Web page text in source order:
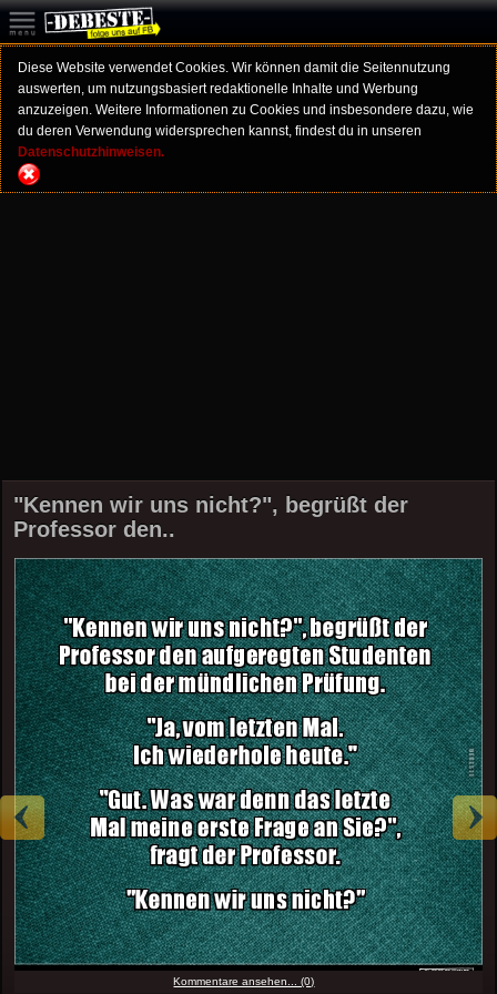
Diese Website verwendet Cookies. Wir können damit die Seitennutzung
auswerten, um nutzungsbasiert redaktionelle Inhalte und Werbung
anzuzeigen. Weitere Informationen zu Cookies und insbesondere dazu, wie
du deren Verwendung widersprechen kannst, findest du in unseren
Datenschutzhinweisen.
"Kennen wir uns nicht?", begrüßt der
Professor den..
Kommentare ansehen... (0)